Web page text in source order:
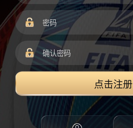
点击注册